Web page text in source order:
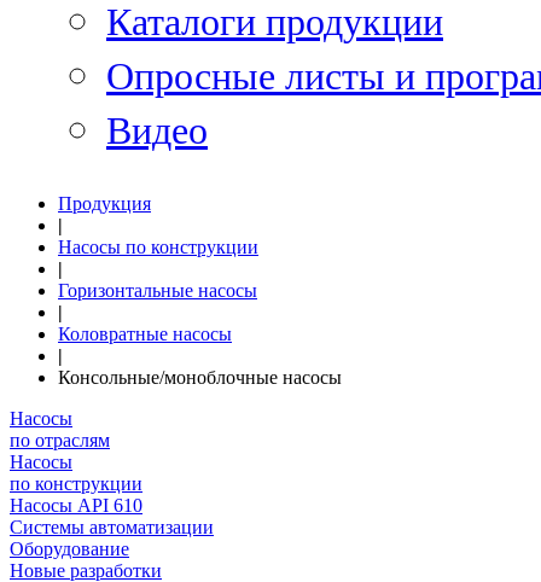
Каталоги продукции
Опросные листы и
Видео
Продукция
|
Насосы по конструкции
|
Горизонтальные насосы
|
Коловратные насосы
|
Консольные/моноблочные насосы
Насосы
по отраслям
Насосы
по конструкции
Насосы API 610
Системы автоматизации
Оборудование
Новые разработки